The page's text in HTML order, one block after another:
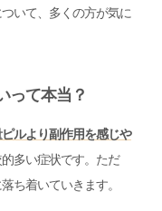
いて、多くの方が気に
って本当？
ルより副作用を感じや
多い症状です。ただ
ち着いていきます。